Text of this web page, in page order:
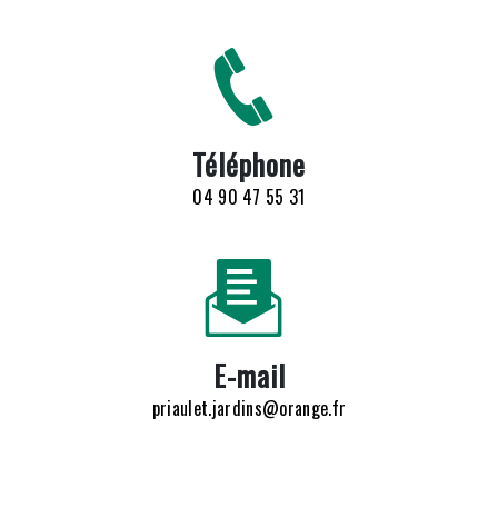
Téléphone
04 90 47 55 31
E-mail
priaulet.jardins@orange.fr